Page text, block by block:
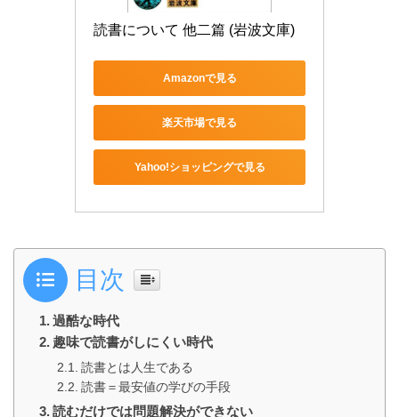
読書について 他二篇 (岩波文庫)
Amazonで見る
楽天市場で見る
Yahoo!ショッピングで見る
目次
過酷な時代
趣味で読書がしにくい時代
読書とは人生である
読書＝最安値の学びの手段
読むだけでは問題解決ができない